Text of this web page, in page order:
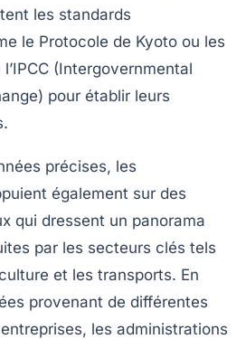
les standards
le Protocole de Kyoto ou les
IPCC (Intergovernmental
pour établir leurs
précises, les
également sur des
qui dressent un panorama
par les secteurs clés tels
et les transports. En
provenant de différentes
les administrations